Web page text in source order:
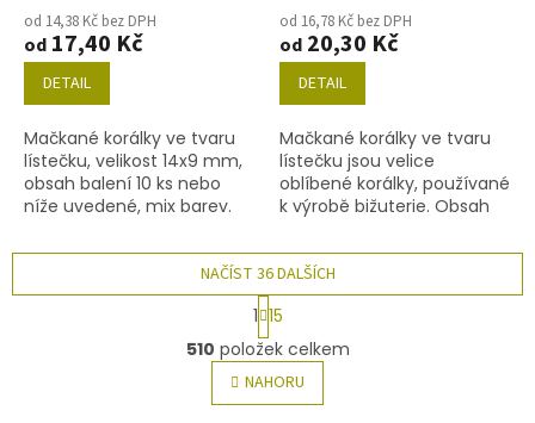
od 14,38 Kč bez DPH
od 17,40 Kč
DETAIL
Mačkané korálky ve tvaru
lístečku, velikost 14x9 mm,
obsah balení 10 ks nebo
níže uvedené, mix barev.
od 16,78 Kč bez DPH
od 20,30 Kč
DETAIL
Mačkané korálky ve tvaru
lístečku jsou velice
oblíbené korálky, používané
k výrobě bižuterie. Obsah
uvedené. Nabízíme je ve
velikosti 18x13mm, barva...
O
v
l
á
NAČÍST 36 DALŠÍCH
S
t
r
á
n
k
1 15
510 položek celkem
NAHORU